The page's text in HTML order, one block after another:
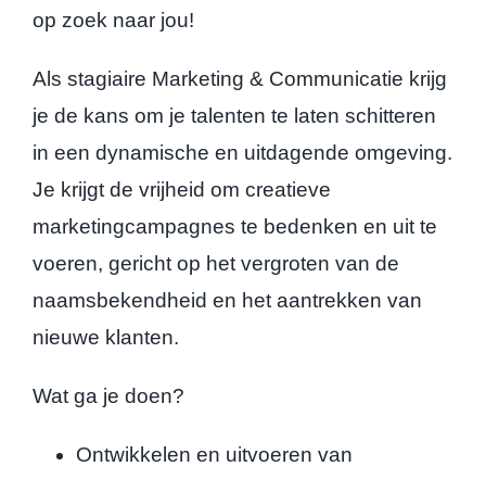
op zoek naar jou!
Als stagiaire Marketing & Communicatie krijg
je de kans om je talenten te laten schitteren
in een dynamische en uitdagende omgeving.
Je krijgt de vrijheid om creatieve
marketingcampagnes te bedenken en uit te
voeren, gericht op het vergroten van de
naamsbekendheid en het aantrekken van
nieuwe klanten.
Wat ga je doen?
Ontwikkelen en uitvoeren van